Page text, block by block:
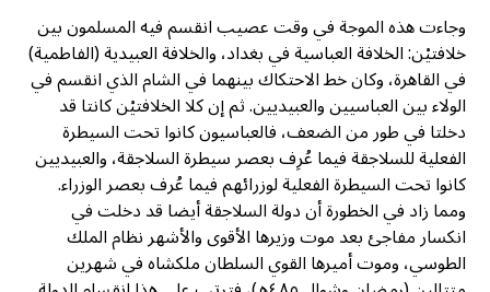
وجاءت هذه الموجة في وقت عصيب انقسم فيه المسلمون بين
خلافتيْن: الخلافة العباسية في بغداد، والخلافة العبيدية (الفاطمية)
في القاهرة، وكان خط الاحتكاك بينهما في الشام الذي انقسم في
الولاء بين العباسيين والعبيديين. ثم إن كلا الخلافتيْن كانتا قد
دخلتا في طور من الضعف، فالعباسيون كانوا تحت السيطرة
الفعلية للسلاجقة فيما عُرِف بعصر سيطرة السلاجقة، والعبيديين
كانوا تحت السيطرة الفعلية لوزرائهم فيما عُرف بعصر الوزراء.
ومما زاد في الخطورة أن دولة السلاجقة أيضا قد دخلت في
انكسار مفاجئ بعد موت وزيرها الأقوى والأشهر نظام الملك
الطوسي، وموت أميرها القوي السلطان ملكشاه في شهرين